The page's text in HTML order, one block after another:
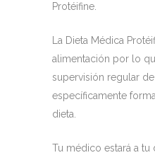
Protéifine.
La Dieta Médica
alimentación por lo
supervisión regular
específicamente
dieta.
Tu médico estará a tu